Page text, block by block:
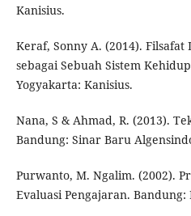
Kanisius.
Keraf, Sonny A. (2014).
sebagai Sebuah Sistem
Yogyakarta: Kanisius.
Nana, S & Ahmad, R. (2013).
Bandung: Sinar Baru
Purwanto, M. Ngalim. (2002).
Evaluasi Pengajaran. Bandung: